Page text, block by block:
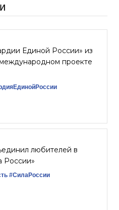
Единой России» из
международном проекте
любителей в
России»
#СилаРоссии